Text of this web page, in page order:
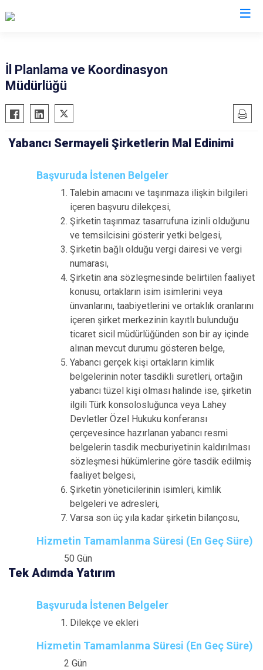
İl Planlama ve Koordinasyon
Müdürlüğü
Yabancı Sermayeli Şirketlerin Mal Edinimi
Başvuruda İstenen Belgeler
Talebin amacını ve taşınmaza ilişkin bilgileri
içeren başvuru dilekçesi,
Şirketin taşınmaz tasarrufuna izinli olduğunu
ve temsilcisini gösterir yetki belgesi,
Şirketin bağlı olduğu vergi dairesi ve vergi
numarası,
Şirketin ana sözleşmesinde belirtilen faaliyet
konusu, ortakların isim isimlerini veya
ünvanlarını, taabiyetlerini ve ortaklık oranlarını
içeren şirket merkezinin kayıtlı bulunduğu
ticaret sicil müdürlüğünden son bir ay içinde
alınan mevcut durumu gösteren belge,
Yabancı gerçek kişi ortakların kimlik
belgelerinin noter tasdikli suretleri, ortağın
yabancı tüzel kişi olması halinde ise, şirketin
ilgili Türk konsolosluğunca veya Lahey
Devletler Özel Hukuku konferansı
çerçevesince hazırlanan yabancı resmi
belgelerin tasdik mecburiyetinin kaldırılması
sözleşmesi hükümlerine göre tasdik edilmiş
faaliyet belgesi,
Şirketin yöneticilerinin isimleri, kimlik
belgeleri ve adresleri,
Varsa son üç yıla kadar şirketin bilançosu,
Hizmetin Tamamlanma Süresi (En Geç Süre)
50 Gün
Tek Adımda Yatırım
Başvuruda İstenen Belgeler
Dilekçe ve ekleri
Hizmetin Tamamlanma Süresi (En Geç Süre)
2 Gün